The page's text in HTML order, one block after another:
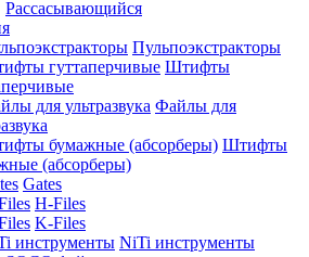
Рассасывающийся
Пульпоэкстракторы
Штифты
Файлы для
Штифты
(абсорберы)
Gates
H-Files
K-Files
NiTi инструменты